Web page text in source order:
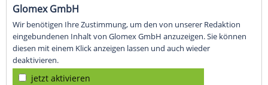
Glomex GmbH
Wir benötigen Ihre Zustimmung, um den von unserer Redaktion
eingebundenen Inhalt von Glomex GmbH anzuzeigen. Sie können
diesen mit einem Klick anzeigen lassen und auch wieder
deaktivieren.
jetzt aktivieren